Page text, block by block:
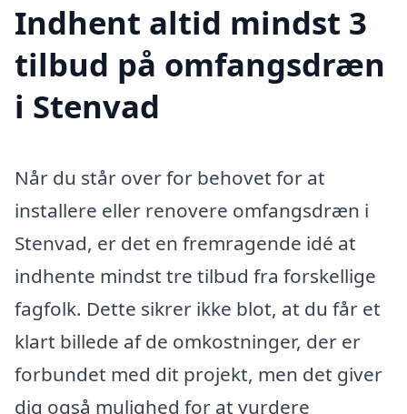
Indhent altid mindst 3
tilbud på omfangsdræn
i Stenvad
Når du står over for behovet for at
installere eller renovere omfangsdræn i
Stenvad, er det en fremragende idé at
indhente mindst tre tilbud fra forskellige
fagfolk. Dette sikrer ikke blot, at du får et
klart billede af de omkostninger, der er
forbundet med dit projekt, men det giver
dig også mulighed for at vurdere